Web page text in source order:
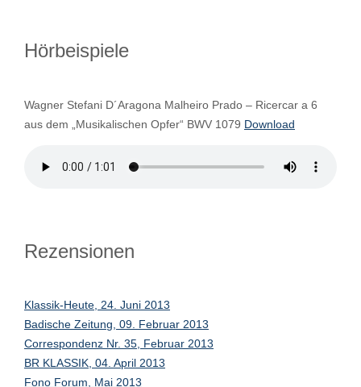
Hörbeispiele
Wagner Stefani D´Aragona Malheiro Prado – Ricercar a 6
aus dem „Musikalischen Opfer“ BWV 1079 Download
Rezensionen
Klassik-Heute, 24. Juni 2013
Badische Zeitung, 09. Februar 2013
Correspondenz Nr. 35, Februar 2013
BR KLASSIK, 04. April 2013
Fono Forum, Mai 2013